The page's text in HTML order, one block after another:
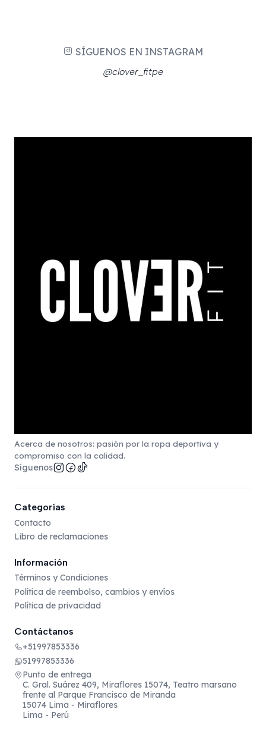
SÍGUENOS EN INSTAGRAM
@clover_fitpe
Acerca de nosotros: pasión por la ropa deportiva y
compromiso con la calidad.
Síguenos
Categorías
Contacto
Libro de reclamaciones
Información
Términos y Condiciones
Política de reembolso, cambios y envíos
Política de privacidad
Contáctanos
+51997853336
51997853336
Punto de entrega
C. Gral. Suárez 409, Miraflores 15074, Teatro marsano
frente al Parque Francisco de Miranda
15074 Lima - Miraflores
Lima - Perú